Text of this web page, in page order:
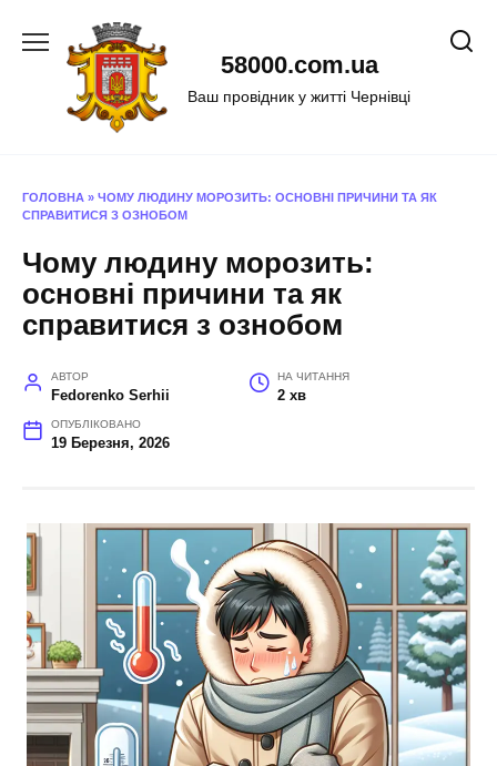
58000.com.ua
Ваш провідник у житті Чернівці
ГОЛОВНА » ЧОМУ ЛЮДИНУ МОРОЗИТЬ: ОСНОВНІ ПРИЧИНИ ТА ЯК
СПРАВИТИСЯ З ОЗНОБОМ
Чому людину морозить:
основні причини та як
справитися з ознобом
АВТОР
Fedorenko Serhii
НА ЧИТАННЯ
2 хв
ОПУБЛІКОВАНО
19 Березня, 2026